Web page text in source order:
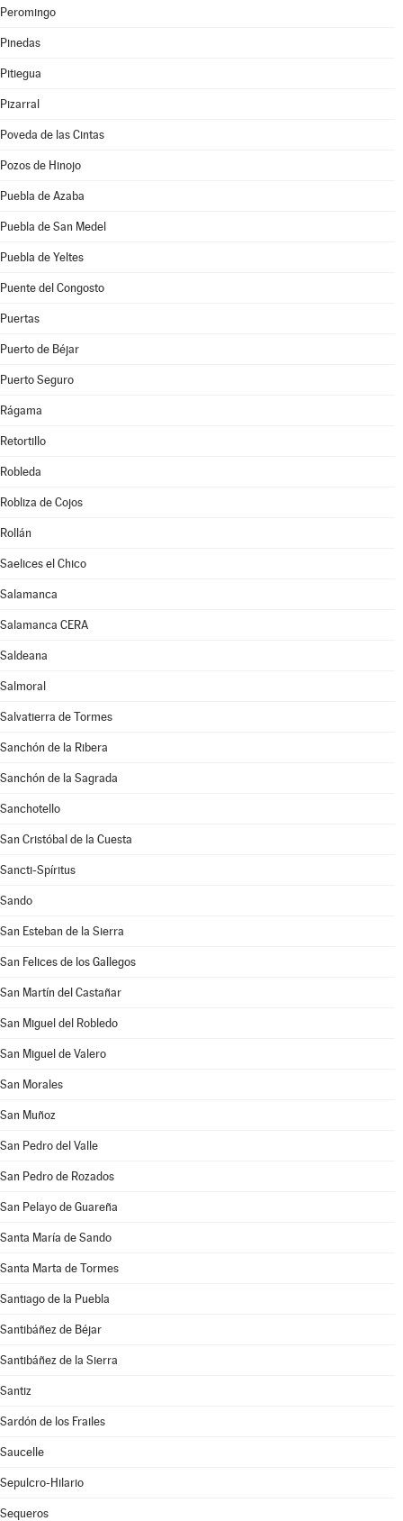
Peromingo
Pinedas
Pitiegua
Pizarral
Poveda de las Cintas
Pozos de Hinojo
Puebla de Azaba
Puebla de San Medel
Puebla de Yeltes
Puente del Congosto
Puertas
Puerto de Béjar
Puerto Seguro
Rágama
Retortillo
Robleda
Robliza de Cojos
Rollán
Saelices el Chico
Salamanca
Salamanca CERA
Saldeana
Salmoral
Salvatierra de Tormes
Sanchón de la Ribera
Sanchón de la Sagrada
Sanchotello
San Cristóbal de la Cuesta
Sancti-Spíritus
Sando
San Esteban de la Sierra
San Felices de los Gallegos
San Martín del Castañar
San Miguel del Robledo
San Miguel de Valero
San Morales
San Muñoz
San Pedro del Valle
San Pedro de Rozados
San Pelayo de Guareña
Santa María de Sando
Santa Marta de Tormes
Santiago de la Puebla
Santibáñez de Béjar
Santibáñez de la Sierra
Santiz
Sardón de los Frailes
Saucelle
Sepulcro-Hilario
Sequeros